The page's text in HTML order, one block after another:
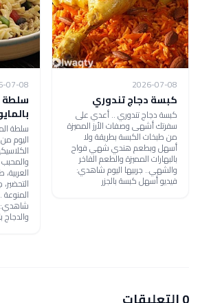
2026-07-08
كبسة دجاج تندوري
كبسة دجاج تندوري .. أعدي على
سفرتك أشهى وصفات الأرز المميزة
من طبخات الكبسة بطريقة ولا
أسهل وبطعم هندي شهي فواح
بالبهارات المميزة والطعم الفاخر
والشهي.. جربيها اليوم شاهدي:
فيديو أسهل كبسة بالجزر
07-08
سلطة
سلطة
اليوم
المنوعة
شاهدي:
والدجاج